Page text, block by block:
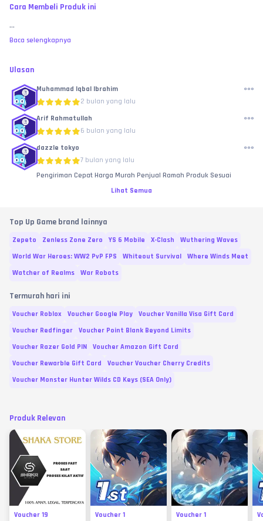
Cara Membeli Produk ini
...
Baca selengkapnya
Ulasan
Muhammad Iqbal Ibrahim
2 bulan yang lalu
Arif Rahmatullah
6 bulan yang lalu
dazzle tokyo
7 bulan yang lalu
Pengiriman Cepat Harga Murah Penjual Ramah Produk Sesuai
Lihat Semua
Top Up Game brand lainnya
Zepeto Zenless Zone Zero YS 6 Mobile X-Clash
Wuthering Waves
World War Heroes: WW2 PvP FPS
Whiteout Survival
Where Winds Meet
Watcher of Realms
War Robots
Termurah hari ini
Voucher Roblox Voucher Google Play
Voucher Vanilla Visa Gift Card
Voucher Redfinger
Voucher Point Blank Beyond Limits
Voucher Razer Gold PIN
Voucher Amazon Gift Card
Voucher Rewarble Gift Card
Voucher Voucher Cherry Credits
Voucher Monster Hunter Wilds CD Keys (SEA Only)
Produk Relevan
Voucher 19 Voucher 1 Voucher 1